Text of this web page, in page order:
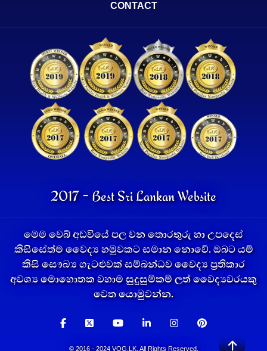
CONTACT
2017 - Best Sri Lankan Website
මෙම වෙබ් අඩවියේ පල වන තොරතුරු හා උපදෙස්
කිසිසේත්ම වෛද්‍ය හමුවකට සමාන නොවේ. ඔබට යම්
කිසි සෞඛ්‍ය ගැටළුවක් සම්බන්ධව වෛද්‍ය ප්‍රතිකාර
අවශ්‍ය මොහොතක වහාම සුදුසුම්කම් ලත් වෛද්‍යවරයකු
වෙත යොමුවන්න.
© 2016 - 2024 VOG.LK. All Rights Reserved.